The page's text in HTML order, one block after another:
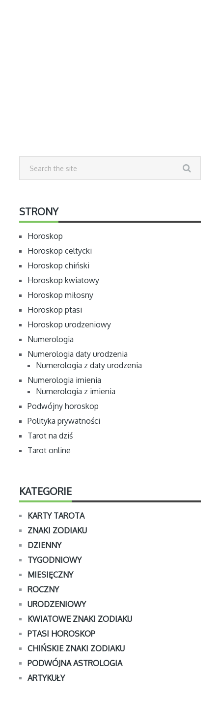
STRONY
Horoskop
Horoskop celtycki
Horoskop chiński
Horoskop kwiatowy
Horoskop miłosny
Horoskop ptasi
Horoskop urodzeniowy
Numerologia
Numerologia daty urodzenia
Numerologia z daty urodzenia
Numerologia imienia
Numerologia z imienia
Podwójny horoskop
Polityka prywatności
Tarot na dziś
Tarot online
KATEGORIE
KARTY TAROTA
ZNAKI ZODIAKU
DZIENNY
TYGODNIOWY
MIESIĘCZNY
ROCZNY
URODZENIOWY
KWIATOWE ZNAKI ZODIAKU
PTASI HOROSKOP
CHIŃSKIE ZNAKI ZODIAKU
PODWÓJNA ASTROLOGIA
ARTYKUŁY